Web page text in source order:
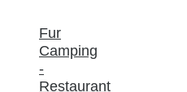
Fur
Camping
-
Restaurant